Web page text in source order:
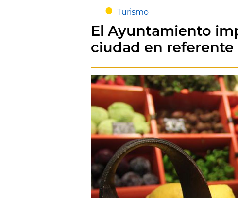
Turismo
El Ayuntamiento
ciudad en